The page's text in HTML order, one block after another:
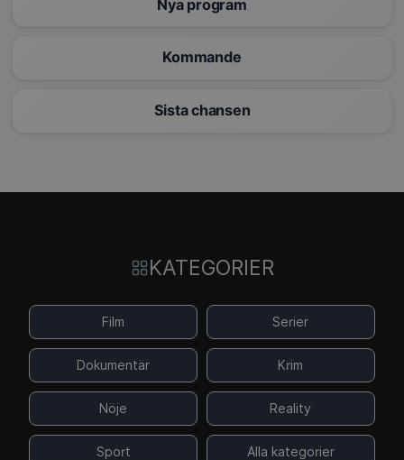
Nya program
Kommande
Sista chansen
KATEGORIER
Film Serier
Dokumentär Krim
Nöje Reality
Sport Alla kategorier